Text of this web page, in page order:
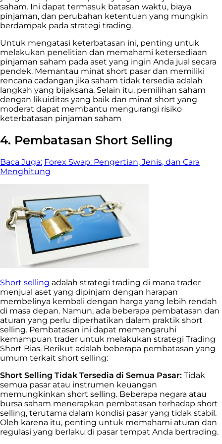
saham. Ini dapat termasuk batasan waktu, biaya
pinjaman, dan perubahan ketentuan yang mungkin
berdampak pada strategi trading.
Untuk mengatasi keterbatasan ini, penting untuk
melakukan penelitian dan memahami ketersediaan
pinjaman saham pada aset yang ingin Anda jual secara
pendek. Memantau minat short pasar dan memiliki
rencana cadangan jika saham tidak tersedia adalah
langkah yang bijaksana. Selain itu, pemilihan saham
dengan likuiditas yang baik dan minat short yang
moderat dapat membantu mengurangi risiko
keterbatasan pinjaman saham
4. Pembatasan Short Selling
Baca Juga: Forex Swap: Pengertian, Jenis, dan Cara
Menghitung
Short selling adalah strategi trading di mana trader
menjual aset yang dipinjam dengan harapan
membelinya kembali dengan harga yang lebih rendah
di masa depan. Namun, ada beberapa pembatasan dan
aturan yang perlu diperhatikan dalam praktik short
selling. Pembatasan ini dapat memengaruhi
kemampuan trader untuk melakukan strategi Trading
Short Bias. Berikut adalah beberapa pembatasan yang
umum terkait short selling:
Short Selling Tidak Tersedia di Semua Pasar: Tidak
semua pasar atau instrumen keuangan
memungkinkan short selling. Beberapa negara atau
bursa saham menerapkan pembatasan terhadap short
selling, terutama dalam kondisi pasar yang tidak stabil.
Oleh karena itu, penting untuk memahami aturan dan
regulasi yang berlaku di pasar tempat Anda bertrading.